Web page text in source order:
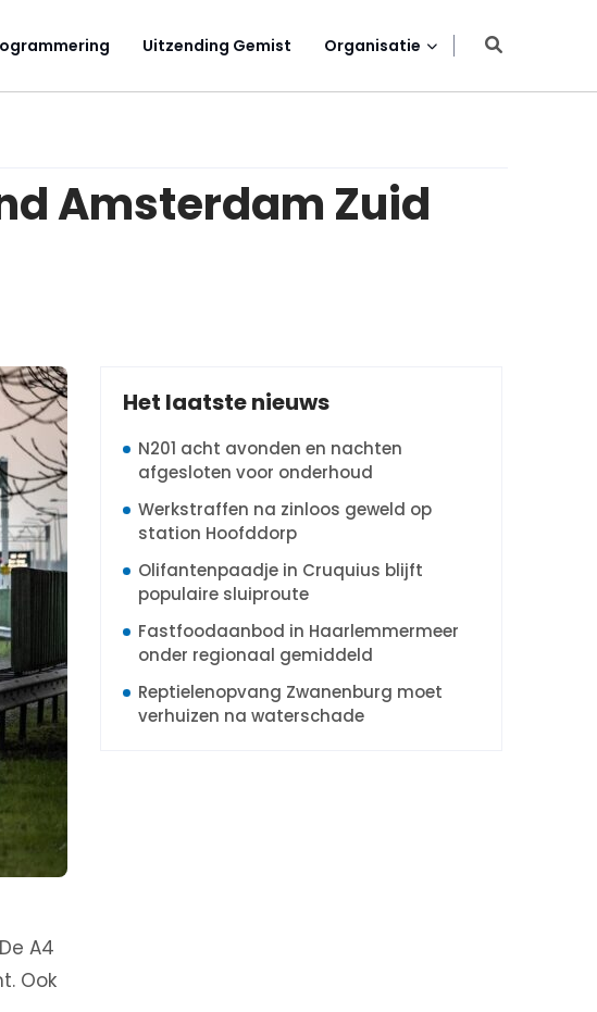
Uitzending Gemist Organisatie
Amsterdam Zuid
A4
Ook
Het laatste nieuws
N201 acht avonden en nachten
afgesloten voor onderhoud
Werkstraffen na zinloos geweld op
station Hoofddorp
Olifantenpaadje in Cruquius blijft
populaire sluiproute
Fastfoodaanbod in Haarlemmermeer
onder regionaal gemiddeld
Reptielenopvang Zwanenburg moet
verhuizen na waterschade